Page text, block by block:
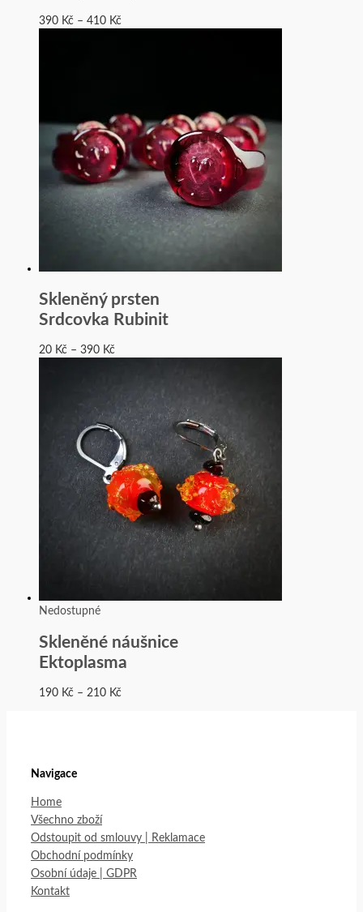
390 Kč – 410 Kč
Skleněný prsten
Srdcovka Rubinit
20 Kč – 390 Kč
Nedostupné
Skleněné náušnice
Ektoplasma
190 Kč – 210 Kč
Navigace
Home
Všechno zboží
Odstoupit od smlouvy | Reklamace
Obchodní podmínky
Osobní údaje | GDPR
Kontakt